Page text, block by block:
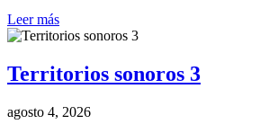
Leer más
Territorios sonoros 3
agosto 4, 2026